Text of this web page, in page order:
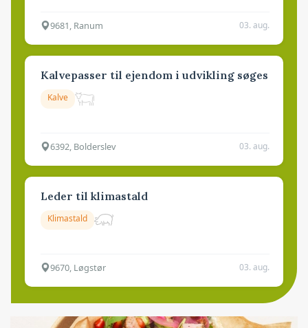
9681, Ranum 03. aug.
Kalvepasser til ejendom i udvikling søges
Kalve
6392, Bolderslev 03. aug.
Leder til klimastald
Klimastald
9670, Løgstør 03. aug.